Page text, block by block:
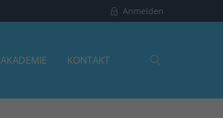
Lorem ipsum dolor sit amet,
Aenean commodo ligula eget dolor.
Anmelden
AKADEMIE KONTAKT